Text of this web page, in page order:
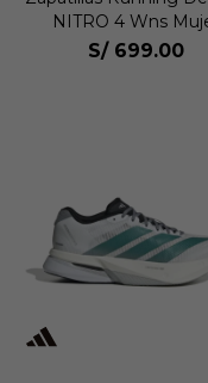
NITRO 4 Wns
S/ 699.00